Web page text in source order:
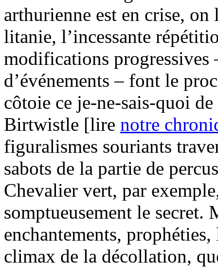
arthurienne est en crise,
litanie, l’incessante
modifications progressives
d’événements – font le
côtoie ce je-ne-sais-quoi
Birtwistle [lire notre
figuralismes souriants
sabots de la partie de
Chevalier vert, par
somptueusement le secret.
enchantements,
climax de la décollation,